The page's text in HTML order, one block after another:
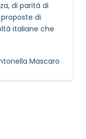
di parità di
di
italiane che
Mascaro